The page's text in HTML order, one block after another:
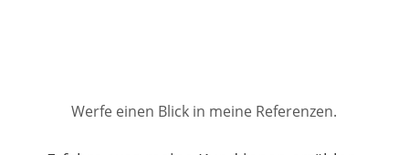
Werfe einen Blick in meine Referenzen.